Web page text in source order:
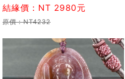
結緣價：NT 2980元
原價：NT4232